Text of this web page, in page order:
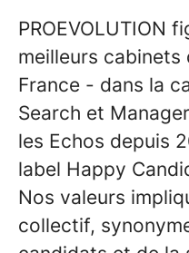
PROEVOLUTION
meilleurs
France - dans la
Search et
les Echos depuis
label Happy
Nos valeurs
collectif,